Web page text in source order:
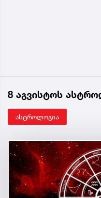
8 აგვისტოს
ასტროლოგია